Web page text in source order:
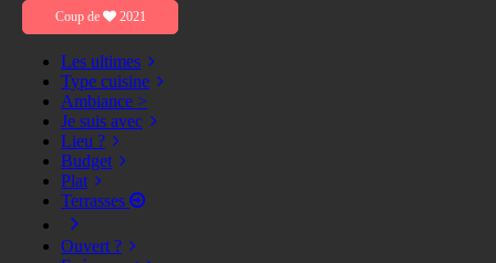
Coup de 2021
Les ultimes
Type cuisine
Ambiance >
Je suis avec
Lieu ?
Budget
Plat
Terrasses
Ouvert ?